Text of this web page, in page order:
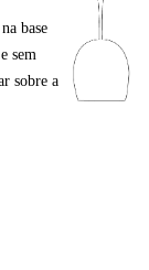
base
sem
sobre a